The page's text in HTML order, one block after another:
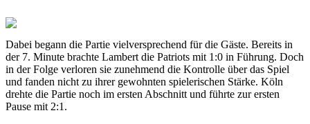
Dabei begann die Partie vielversprechend für die Gäste. Bereits in
der 7. Minute brachte Lambert die Patriots mit 1:0 in Führung. Doch
in der Folge verloren sie zunehmend die Kontrolle über das Spiel
und fanden nicht zu ihrer gewohnten spielerischen Stärke. Köln
drehte die Partie noch im ersten Abschnitt und führte zur ersten
Pause mit 2:1.